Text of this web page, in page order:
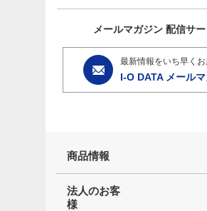
メールマガジン 配信サ
最新情報をいち早くお
I-O DATA メール
商品情報
法人のお客
様